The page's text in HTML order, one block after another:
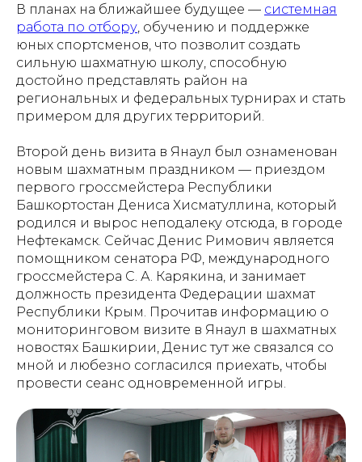
В планах на ближайшее будущее — системная
работа по отбору , обучению и поддержке
юных спортсменов, что позволит создать
сильную шахматную школу, способную
достойно представлять район на
региональных и федеральных турнирах и стать
примером для других территорий.
Второй день визита в Янаул был ознаменован
новым шахматным праздником — приездом
первого гроссмейстера Республики
Башкортостан Дениса Хисматуллина, который
родился и вырос неподалеку отсюда, в городе
Нефтекамск. Сейчас Денис Римович является
помощником сенатора РФ, международного
гроссмейстера С. А. Карякина, и занимает
должность президента Федерации шахмат
Республики Крым. Прочитав информацию о
мониторинговом визите в Янаул в шахматных
новостях Башкирии, Денис тут же связался со
мной и любезно согласился приехать, чтобы
провести сеанс одновременной игры.
Проекты
Документация
Ресурсные центры
Новости
Партнеры
Контакты